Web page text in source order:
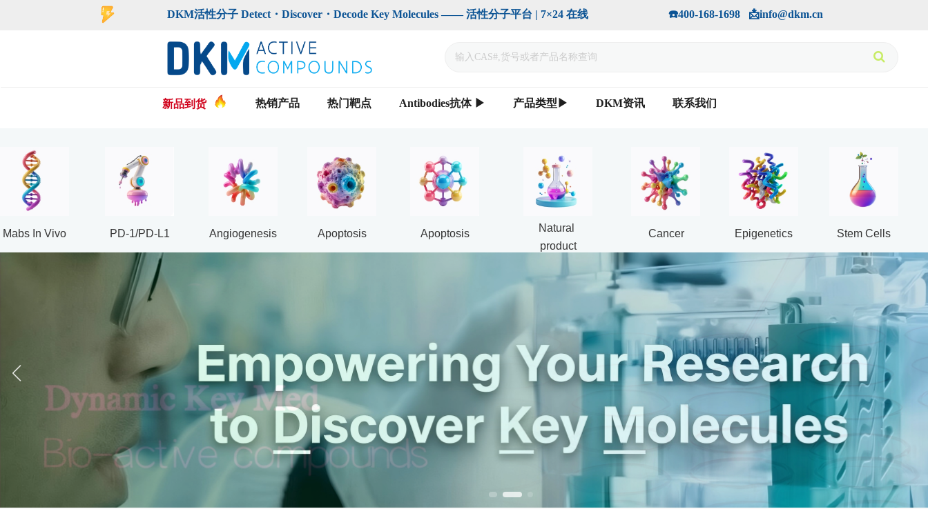
手机版
DKM活性分子 Detect・Discover・Decode Key Molecules —— 活性分子平台 | 7×24 在线                             ☎️400-168-1698   📩info@dkm.cn
新品到货 热销产品 热门靶点 Antibodies抗体 ▶ 产品类型▶ DKM资讯 联系我们
Mabs In Vivo PD-1/PD-L1 Angiogenesis Apoptosis Apoptosis
Natural
product
Cancer Epigenetics Stem Cells